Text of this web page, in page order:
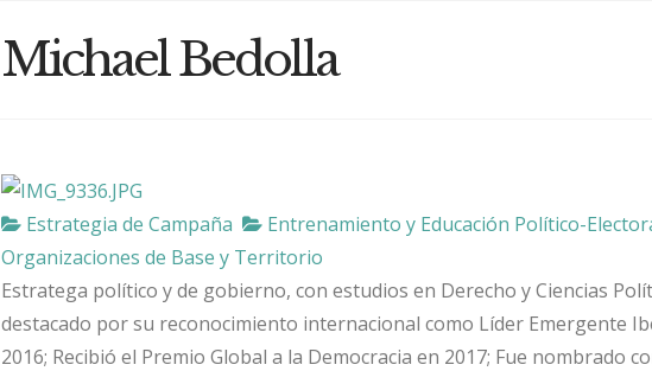
Michael Bedolla
Estrategia de Campaña
Entrenamiento y Educación Político-
Organizaciones de Base y Territorio
Estratega político y de gobierno, con estudios en Derecho y Ciencias
destacado por su reconocimiento internacional como Líder Emergente
2016; Recibió el Premio Global a la Democracia en 2017; Fue nombrado